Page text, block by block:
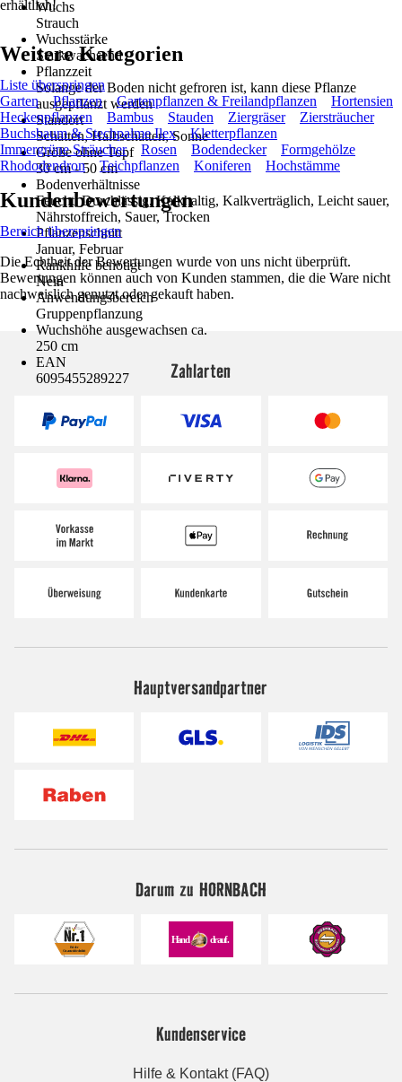
Wuchs
Strauch
Wuchsstärke
Starkwachsend
Pflanzzeit
Solange der Boden nicht gefroren ist, kann diese Pflanze
ausgepflanzt werden
Standort
Schatten, Halbschatten, Sonne
Größe ohne Topf
30 cm - 50 cm
Bodenverhältnisse
Feucht, Durchlässig, Kalkhaltig, Kalkverträglich, Leicht sauer,
Nährstoffreich, Sauer, Trocken
Pflanzenschnitt
Januar, Februar
Rankhilfe benötigt
Nein
Anwendungsbereich
Gruppenpflanzung
Wuchshöhe ausgewachsen ca.
250 cm
EAN
6095455289227
erhältlich!
Weitere Kategorien
Liste überspringen
Garten
Pflanzen Gartenpflanzen & Freilandpflanzen
Hortensien
Heckenpflanzen
Bambus Stauden Ziergräser
Ziersträucher
Buchsbaum & Stechpalme Ilex
Kletterpflanzen
Immergrüne Sträucher
Rosen Bodendecker
Formgehölze
Rhododendron
Teichpflanzen Koniferen Hochstämme
Kundenbewertungen
Bereich überspringen
Die Echtheit der Bewertungen wurde von uns nicht überprüft.
Bewertungen können auch von Kunden stammen, die die Ware nicht
nachweislich genutzt oder gekauft haben.
Zahlarten
Hauptversandpartner
Darum zu HORNBACH
Kundenservice
Hilfe & Kontakt (FAQ)